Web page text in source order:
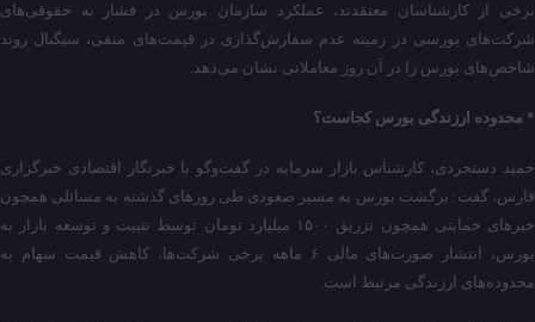
برخی از کارشناسان معتقدند، عملکرد سازمان بورس در فشار به حقوقی‌های
شرکت‌های بورسی در زمینه عدم سفارش‌گذاری در قیمت‌های منفی، سیگنال روند
شاخص‌های بورس را در آن روز معاملاتی نشان می‌دهد.
* محدوده ارزندگی بورس کجاست؟
حمید دستجردی، کارشناس بازار سرمایه در گفت‌وگو با خبرنگار اقتصادی خبرگزاری
فارس، گفت: برگشت بورس به مسیر صعودی طی روزهای گذشته به مسائلی همچون
خبرهای حمایتی همچون تزریق ۱۵۰۰ میلیارد تومان توسط تثبیت و توسعه بازار به
بورس، انتشار صورت‌های مالی ۶ ماهه برخی شرکت‌ها، کاهش قیمت سهام به
محدوده‌های ارزندگی مرتبط است.